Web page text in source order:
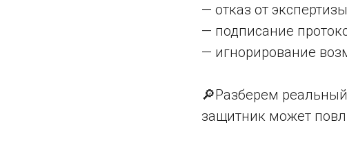
— отказ от
— подписание
— игнорирование
🔎Разберем
защитник может